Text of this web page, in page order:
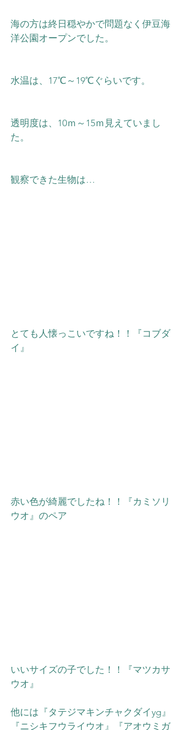
海の方は終日穏やかで問題なく伊豆海
洋公園オープンでした。
水温は、17℃～19℃ぐらいです。
透明度は、10ｍ～15ｍ見えていまし
た。
観察できた生物は…
とても人懐っこいですね！！『コブダ
イ』
赤い色が綺麗でしたね！！『カミソリ
ウオ』のペア
いいサイズの子でした！！『マツカサ
ウオ』
他には『タテジマキンチャクダイyg』
『ニシキフウライウオ』『アオウミガ